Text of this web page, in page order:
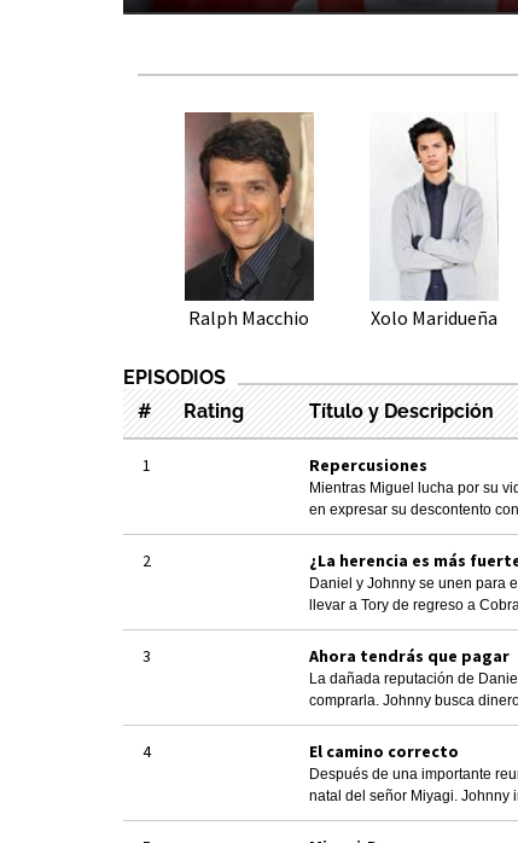
Ralph Macchio Xolo Maridueña
EPISODIOS
#
Rating Título y Descripción
1 Repercusiones
Mientras Miguel lucha por su
en expresar su descontento
2 ¿La herencia es más
Daniel y Johnny se unen para
llevar a Tory de regreso a
3 Ahora tendrás que pagar
La dañada reputación de
comprarla. Johnny busca
4 El camino correcto
Después de una importante
natal del señor Miyagi. Johnny